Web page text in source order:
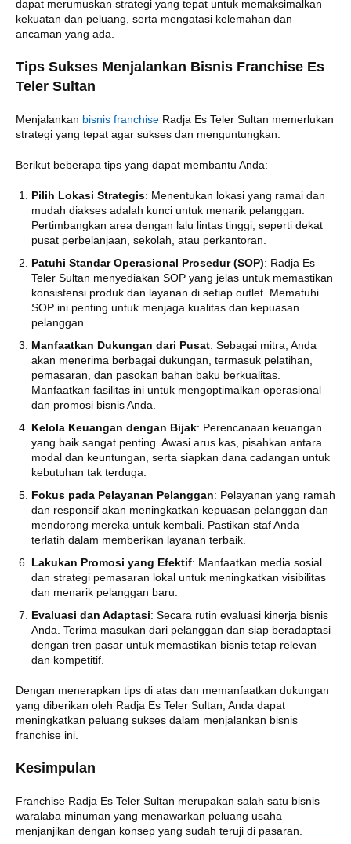
dapat merumuskan strategi yang tepat untuk memaksimalkan
kekuatan dan peluang, serta mengatasi kelemahan dan
ancaman yang ada.
Tips Sukses Menjalankan Bisnis Franchise Es
Teler Sultan
Menjalankan bisnis franchise Radja Es Teler Sultan memerlukan
strategi yang tepat agar sukses dan menguntungkan.
Berikut beberapa tips yang dapat membantu Anda:
Pilih Lokasi Strategis: Menentukan lokasi yang ramai dan
mudah diakses adalah kunci untuk menarik pelanggan.
Pertimbangkan area dengan lalu lintas tinggi, seperti dekat
pusat perbelanjaan, sekolah, atau perkantoran.
Patuhi Standar Operasional Prosedur (SOP): Radja Es
Teler Sultan menyediakan SOP yang jelas untuk memastikan
konsistensi produk dan layanan di setiap outlet. Mematuhi
SOP ini penting untuk menjaga kualitas dan kepuasan
pelanggan.
Manfaatkan Dukungan dari Pusat: Sebagai mitra, Anda
akan menerima berbagai dukungan, termasuk pelatihan,
pemasaran, dan pasokan bahan baku berkualitas.
Manfaatkan fasilitas ini untuk mengoptimalkan operasional
dan promosi bisnis Anda.
Kelola Keuangan dengan Bijak: Perencanaan keuangan
yang baik sangat penting. Awasi arus kas, pisahkan antara
modal dan keuntungan, serta siapkan dana cadangan untuk
kebutuhan tak terduga.
Fokus pada Pelayanan Pelanggan: Pelayanan yang ramah
dan responsif akan meningkatkan kepuasan pelanggan dan
mendorong mereka untuk kembali. Pastikan staf Anda
terlatih dalam memberikan layanan terbaik.
Lakukan Promosi yang Efektif: Manfaatkan media sosial
dan strategi pemasaran lokal untuk meningkatkan visibilitas
dan menarik pelanggan baru.
Evaluasi dan Adaptasi: Secara rutin evaluasi kinerja bisnis
Anda. Terima masukan dari pelanggan dan siap beradaptasi
dengan tren pasar untuk memastikan bisnis tetap relevan
dan kompetitif.
Dengan menerapkan tips di atas dan memanfaatkan dukungan
yang diberikan oleh Radja Es Teler Sultan, Anda dapat
meningkatkan peluang sukses dalam menjalankan bisnis
franchise ini.
Kesimpulan
Franchise Radja Es Teler Sultan merupakan salah satu bisnis
waralaba minuman yang menawarkan peluang usaha
menjanjikan dengan konsep yang sudah teruji di pasaran.